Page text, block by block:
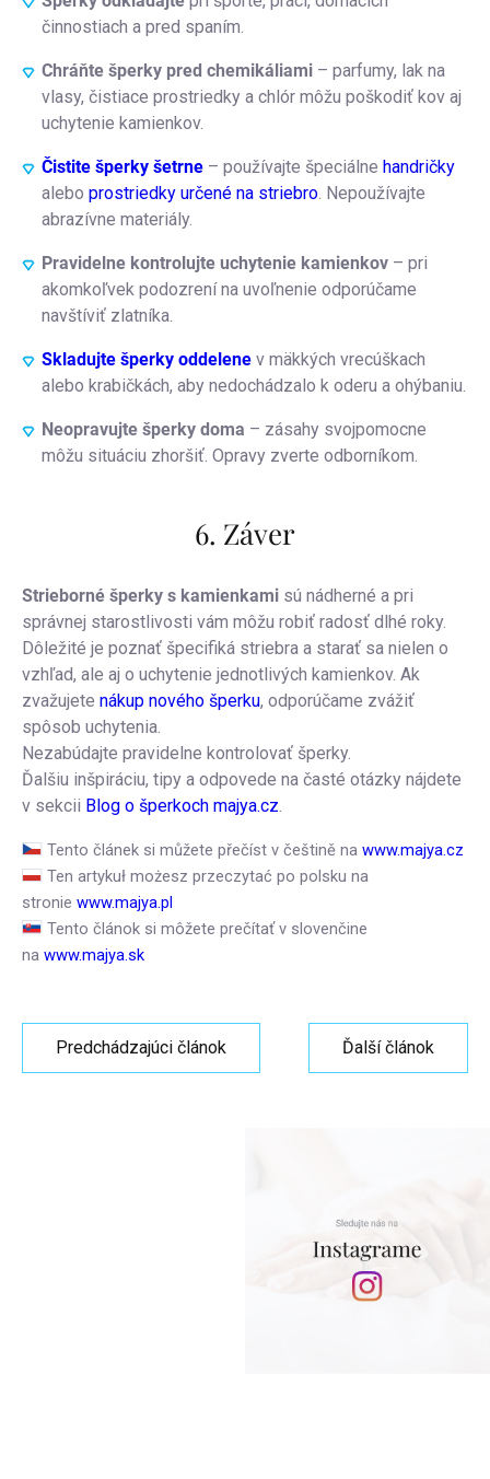
činnostiach a pred spaním.
Chráňte šperky pred chemikáliami – parfumy, lak na
vlasy, čistiace prostriedky a chlór môžu poškodiť kov aj
uchytenie kamienkov.
Čistite šperky šetrne – používajte špeciálne handričky
alebo prostriedky určené na striebro. Nepoužívajte
abrazívne materiály.
Pravidelne kontrolujte uchytenie kamienkov – pri
akomkoľvek podozrení na uvoľnenie odporúčame
navštíviť zlatníka.
Skladujte šperky oddelene v mäkkých vrecúškach
alebo krabičkách, aby nedochádzalo k oderu a ohýbaniu.
Neopravujte šperky doma – zásahy svojpomocne
môžu situáciu zhoršiť. Opravy zverte odborníkom.
6. Záver
Strieborné šperky s kamienkami sú nádherné a pri
správnej starostlivosti vám môžu robiť radosť dlhé roky.
Dôležité je poznať špecifiká striebra a starať sa nielen o
vzhľad, ale aj o uchytenie jednotlivých kamienkov. Ak
zvažujete nákup nového šperku, odporúčame zvážiť
spôsob uchytenia.
Nezabúdajte pravidelne kontrolovať šperky.
Ďalšiu inšpiráciu, tipy a odpovede na časté otázky nájdete
v sekcii Blog o šperkoch majya.cz.
Tento článek si můžete přečíst v češtině na www.majya.cz
Ten artykuł możesz przeczytać po polsku na
stronie www.majya.pl
Tento článok si môžete prečítať v slovenčine
na www.majya.sk
Predchádzajúci článok Ďalší článok